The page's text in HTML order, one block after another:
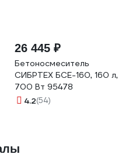
26 445 ₽
Бетоносмеситель
СИБРТЕХ БСЕ-160, 160 л,
700 Вт 95478
4.2(54)